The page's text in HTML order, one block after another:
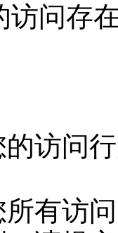
访问存
访问
有访